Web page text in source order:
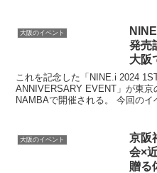
大阪のイベント
発売
大阪
これを記念した「NINE.i 2024
ANNIVERSARY EVENT」が東
NAMBAで開催される。 今回のイ
大阪のイベント
京阪
会×
贈る